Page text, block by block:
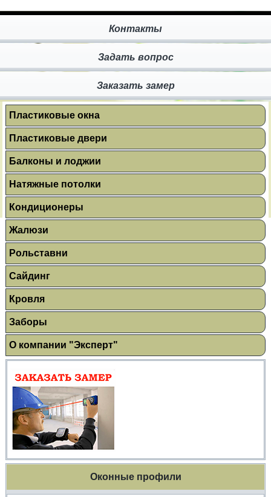
Контакты
Задать вопрос
Заказать замер
Пластиковые окна
Пластиковые двери
Балконы и лоджии
Натяжные потолки
Кондиционеры
Жалюзи
Рольставни
Сайдинг
Кровля
Заборы
О компании "Эксперт"
Оконные профили